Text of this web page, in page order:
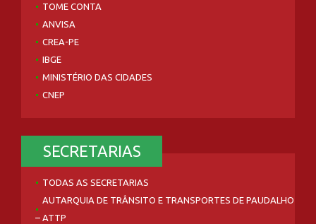
TOME CONTA
ANVISA
CREA-PE
IBGE
MINISTÉRIO DAS CIDADES
CNEP
SECRETARIAS
TODAS AS SECRETARIAS
AUTARQUIA DE TRÂNSITO E TRANSPORTES DE PAUDALHO
– ATTP